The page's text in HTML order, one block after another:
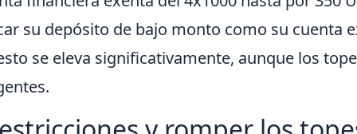
su depósito de bajo monto como su cuenta
se eleva significativamente, aunque los